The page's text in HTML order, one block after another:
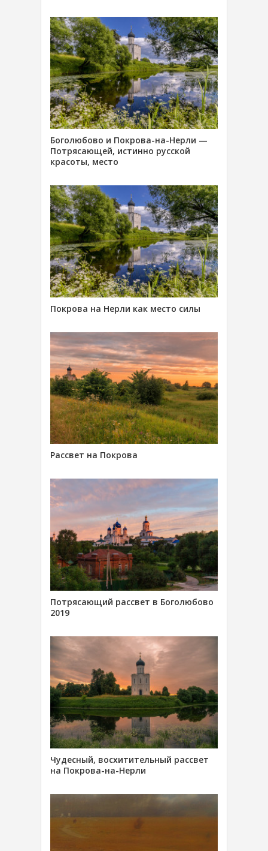
Боголюбово и Покрова-на-Нерли —
Потрясающей, истинно русской
красоты, место
Покрова на Нерли как место силы
Рассвет на Покрова
Потрясающий рассвет в Боголюбово
2019
Чудесный, восхитительный рассвет
на Покрова-на-Нерли